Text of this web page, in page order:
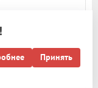
Q). Основание
Принять